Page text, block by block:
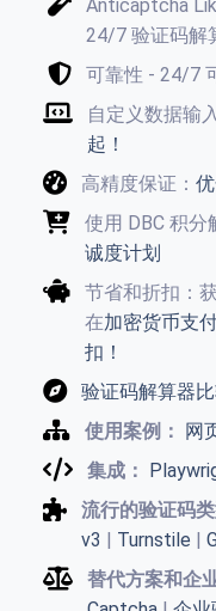
Anticaptcha
24/7 验证码解
可靠性 - 24/7
自定义数据输
起！
高精度保证：
使用 DBC 积分
诚度计划
节省和折扣：
在加密货币支
扣！
验证码解算器
使用案例： 网
集成：
流行的验证码类
v3 | Turnstile |
替代方案和企